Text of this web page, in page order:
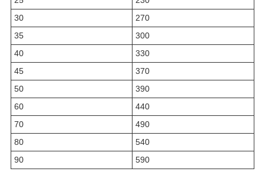
30
270
35
300
40
330
45
370
50
390
60
440
70
490
80
540
90
590